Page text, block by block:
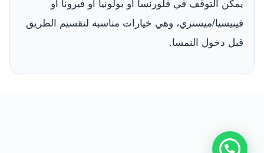
يمكن التوقف في فلورنسا أو بولونيا أو فيرونا أو
فينيسيا/ميستري، وهي خيارات مناسبة لتقسيم الطريق
قبل دخول النمسا.